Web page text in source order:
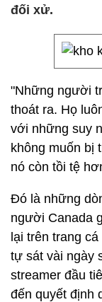
đối xử.
"Những người
thoát ra. Họ
với những suy
không muốn bị
nó còn tồi tệ
Đó là những
người Canada
lại trên trang
tự sát vài ngày
streamer đầu
đến quyết định